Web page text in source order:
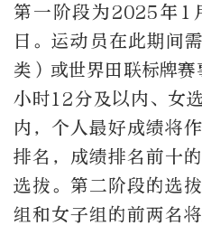
第一阶段为2025年1
日。运动员在此期间
类）或世界田联标牌
小时12分及以内、女
内，个人最好成绩将
排名，成绩排名前十
选拔。第二阶段的选
组和女子组的前两名